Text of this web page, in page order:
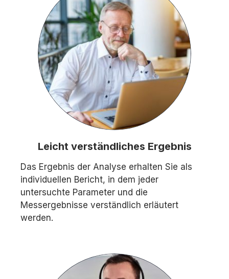
Leicht verständliches Ergebnis
Das Ergebnis der Analyse erhalten Sie als
individuellen Bericht, in dem jeder
untersuchte Parameter und die
Messergebnisse verständlich erläutert
werden.